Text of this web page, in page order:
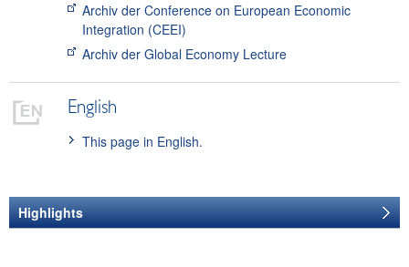
Archiv der Conference on European Economic
Integration (CEEI)
Archiv der Global Economy Lecture
English
This page in English.
Highlights